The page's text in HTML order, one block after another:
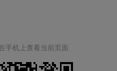
手机上查看当前页面